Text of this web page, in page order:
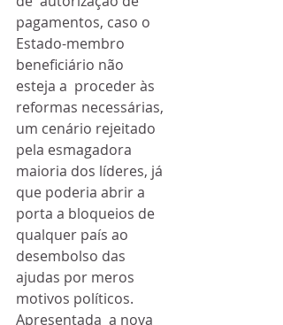
pagamentos, caso o
Estado-membro
beneficiário não
esteja a  proceder às
reformas necessárias,
um cenário rejeitado
pela esmagadora
maioria dos líderes, já
que poderia abrir a
porta a bloqueios de
qualquer país ao
desembolso das
ajudas por meros
motivos políticos.
Apresentada  a nova